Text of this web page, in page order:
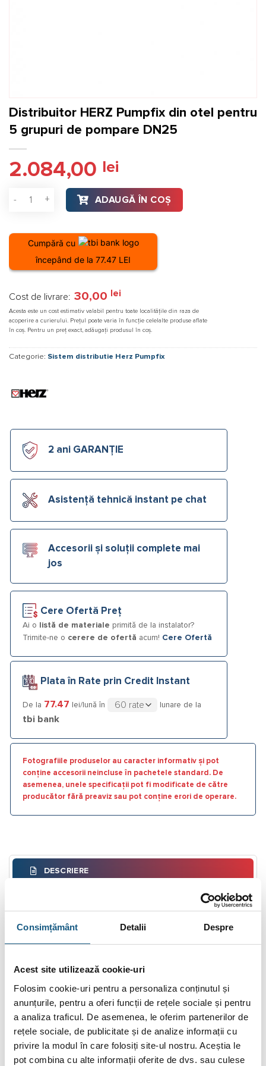
Consimțământ Detalii Despre
Acest site utilizează cookie-uri
Folosim cookie-uri pentru a personaliza conținutul și
anunțurile, pentru a oferi funcții de rețele sociale și pentru
a analiza traficul. De asemenea, le oferim partenerilor de
rețele sociale, de publicitate și de analize informații cu
privire la modul în care folosiți site-ul nostru. Aceștia le
pot combina cu alte informații oferite de dvs. sau culese
Distribuitor HERZ Pumpfix din otel pentru
5 grupuri de pompare DN25
2.084,00 lei
Cantitate Distribuitor HERZ Pumpfix din otel pentru 5
ADAUGĂ ÎN COȘ
Cumpără cu
începând de la 77.47 LEI
Cost de livrare: 30,00 lei
Acesta este un cost estimativ valabil pentru toate localitățile din raza de
acoperire a curierului. Prețul poate varia în funcție celelalte produse aflate
în coș. Pentru un preț exact, adăugați produsul în coș.
Categorie: Sistem distributie Herz Pumpfix
2 ani GARANȚIE
Asistență tehnică instant pe chat
Accesorii și soluții complete mai
jos
Cere Ofertă Preț
Ai o listă de materiale primită de la instalator?
Trimite-ne o cerere de ofertă acum! Cere Ofertă
Plata în Rate prin Credit Instant
De la 77.47 lei/lună în lunare de la
tbi bank
Fotografiile produselor au caracter informativ și pot
conține accesorii neincluse în pachetele standard. De
asemenea, unele specificații pot fi modificate de către
producător fără preaviz sau pot conține erori de operare.
DESCRIERE
RECENZII (0)
grupuri de pompare DN25
Descriere:
Distribuitorul HERZ PUMPFIX este un produs de calitate
superioara care este asamblat si testat sub presiune in timpul